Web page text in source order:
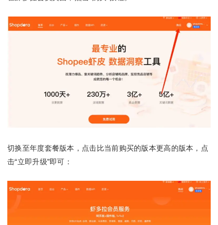
切换至年度套餐版本，点击比当前购买的版本更高的版本，点
击“立即升级”即可：